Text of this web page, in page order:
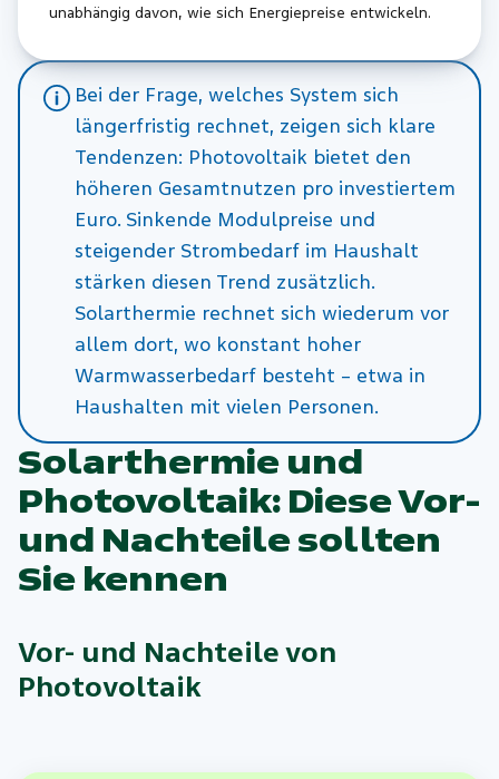
unabhängig davon, wie sich Energiepreise entwickeln.
Bei der Frage, welches System sich
längerfristig rechnet, zeigen sich klare
Tendenzen: Photovoltaik bietet den
höheren Gesamtnutzen pro investiertem
Euro. Sinkende Modulpreise und
steigender Strombedarf im Haushalt
stärken diesen Trend zusätzlich.
Solarthermie rechnet sich wiederum vor
allem dort, wo konstant hoher
Warmwasserbedarf besteht – etwa in
Haushalten mit vielen Personen.
Solarthermie und
Photovoltaik: Diese Vor-
und Nachteile sollten
Sie kennen
Vor- und Nachteile von
Photovoltaik